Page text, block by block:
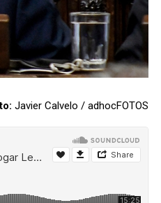
Javier Calvelo / adhocFOTOS